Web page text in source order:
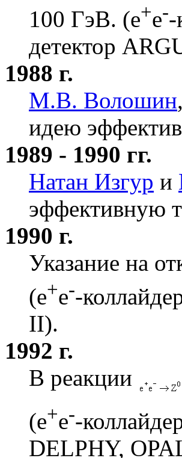
100 ГэВ. (e+e--
детектор
1988 г.
М.В. Волошин,
идею
1989 - 1990 гг.
Натан Изгур и
эффективную
1990 г.
Указание на
(e+e--
II).
1992 г.
В реакции
(e+e--
DELPHY,